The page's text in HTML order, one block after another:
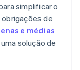
simplificar o
de
e médias
solução de